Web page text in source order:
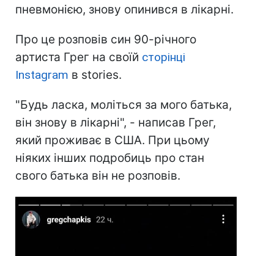
пневмонією, знову опинився в лікарні.
Про це розповів син 90-річного
артиста Грег на своїй сторінці
Instagram в stories.
"Будь ласка, моліться за мого батька,
він знову в лікарні", - написав Грег,
який проживає в США. При цьому
ніяких інших подробиць про стан
свого батька він не розповів.